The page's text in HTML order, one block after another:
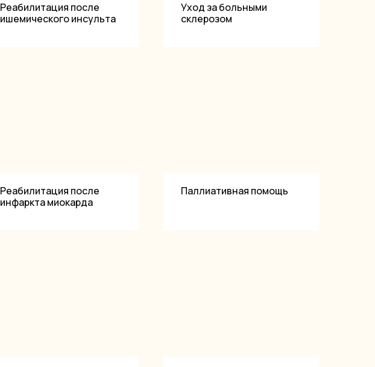
Реабилитация после
ишемического инсульта
Уход за больными
склерозом
Реабилитация после
инфаркта миокарда
Паллиативная помощь